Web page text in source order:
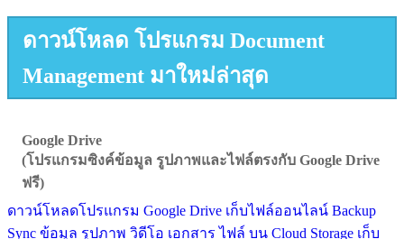
ดาวน์โหลด โปรแกรม Document
Management มาใหม่ล่าสุด
Google Drive
(โปรแกรมซิงค์ข้อมูล รูปภาพและไฟล์ตรงกับ Google Drive
ฟรี)
ดาวน์โหลดโปรแกรม Google Drive เก็บไฟล์ออนไลน์ Backup
Sync ข้อมูล รูปภาพ วิดีโอ เอกสาร ไฟล์ บน Cloud Storage เก็บ